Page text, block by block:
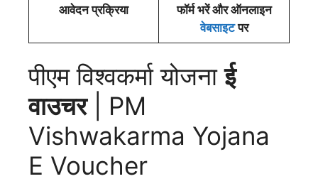
आवेदन प्रक्रिया
फॉर्म भरें और ऑनलाइन
वेबसाइटपर
पीएम विश्वकर्मा योजनाई
वाउचर| PM
Vishwakarma Yojana
E Voucher